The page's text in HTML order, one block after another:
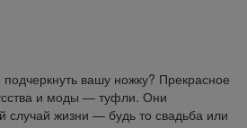
вашу ножку? Прекрасное
и моды — туфли. Они
случай жизни — будь то свадьба или